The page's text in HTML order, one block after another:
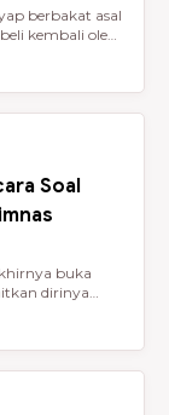
berbakat asal
kembali oleh
Soal
buka
dirinya